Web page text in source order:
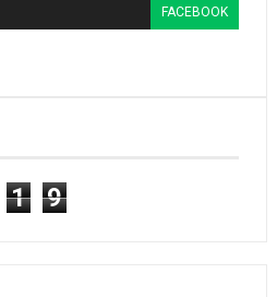
FACEBOOK
1 9